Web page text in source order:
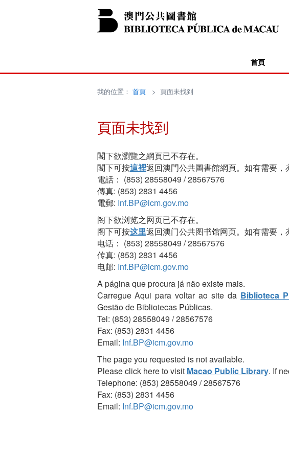
首頁
我的位置： 首頁> 頁面未找到
頁面未找到
閣下欲瀏覽之網頁已不存在。
閣下可按這裡返回澳門公共圖書館網頁。如有需要
電話： (853) 28558049 / 28567576
傳真: (853) 2831 4456
電郵: Inf.BP@icm.gov.mo
阁下欲浏览之网页已不存在。
阁下可按这里返回澳门公共图书馆网页。如有需要
电话： (853) 28558049 / 28567576
传真: (853) 2831 4456
电邮: Inf.BP@icm.gov.mo
A página que procura já não existe mais.
Carregue Aqui para voltar ao site da Biblioteca
Gestão de Bibliotecas Públicas.
Tel: (853) 28558049 / 28567576
Fax: (853) 2831 4456
Email: Inf.BP@icm.gov.mo
The page you requested is not available.
Please click here to visit Macao Public Library. If
Telephone: (853) 28558049 / 28567576
Fax: (853) 2831 4456
Email: Inf.BP@icm.gov.mo